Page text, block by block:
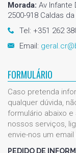
Morada: Av Infante
2500-918 Caldas da
Tel: +351 262
Email:
FORMULÁRIO
Caso pretenda
qualquer dúvida,
formulário abaixo
nossos serviços,
envie-nos um email
PEDIDO DE